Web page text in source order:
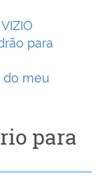
para
do meu
para